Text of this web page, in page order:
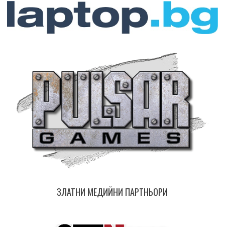
ЗЛАТНИ МЕДИЙНИ ПАРТНЬОРИ